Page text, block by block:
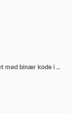
Automationssoftwares tandhjulsikon lavet med binær kode i hånden IOT- og Automations-ikoner-forbindelser